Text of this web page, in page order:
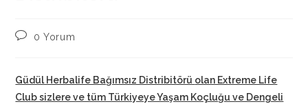
Post0 Yorum
Güdül Herbalife Bağımsız Distribitörü olan Extreme Life
Club sizlere ve tüm Türkiyeye Yaşam Koçluğu ve Dengeli